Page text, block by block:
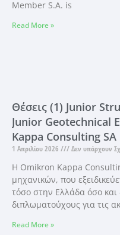
Member S.A. is
Read More »
Θέσεις (1) Junior
Junior Geotechnical
Kappa Consulting SA
1 Απριλίου 2026 Δεν υπάρχουν
Η Omikron Kappa
μηχανικών, που
τόσο στην Ελλάδα όσο
διπλωματούχους για τις
Read More »